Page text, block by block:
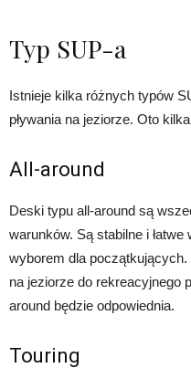
Typ SUP-a
Istnieje kilka różnych typów
pływania na jeziorze. Oto
All-around
Deski typu all-around są
warunków. Są stabilne i
wyborem dla
na jeziorze do rekreacyjnego
around będzie odpowiednia.
Touring